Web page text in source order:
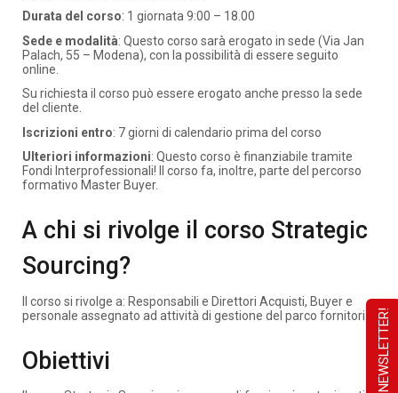
Durata del corso: 1 giornata 9:00 – 18.00
Sede e modalità: Questo corso sarà erogato in sede (Via Jan
Palach, 55 – Modena), con la possibilità di essere seguito
online.
Su richiesta il corso può essere erogato anche presso la sede
del cliente.
Iscrizioni entro: 7 giorni di calendario prima del corso
Ulteriori informazioni: Questo corso è finanziabile tramite
Fondi Interprofessionali! Il corso fa, inoltre, parte del percorso
formativo Master Buyer.
A chi si rivolge il corso Strategic
Sourcing?
Il corso si rivolge a: Responsabili e Direttori Acquisti, Buyer e
personale assegnato ad attività di gestione del parco fornitori.
Obiettivi